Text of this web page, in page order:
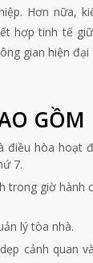
Hơn nữa,
hợp tinh tế
gian hiện
GỒM
điều hòa hoạt
7.
trong giờ hành
lý tòa nhà.
cảnh quan